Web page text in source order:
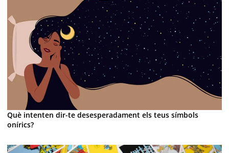
Què intenten dir-te desesperadament els teus símbols
onírics?